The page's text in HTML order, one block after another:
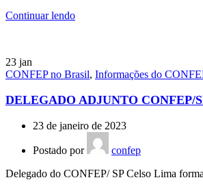
Continuar lendo
23 jan
CONFEP no Brasil, Informações do
DELEGADO ADJUNTO
23 de janeiro de 2023
Postado por
confep
Delegado do CONFEP/ SP Celso Lima